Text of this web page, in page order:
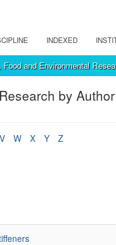
INDEXED
and Environmental
by
V W X Y
Z